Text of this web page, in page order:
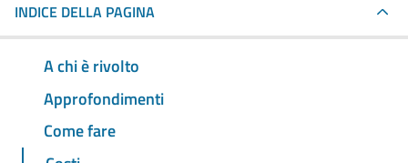
INDICE DELLA PAGINA
A chi è rivolto
Approfondimenti
Come fare